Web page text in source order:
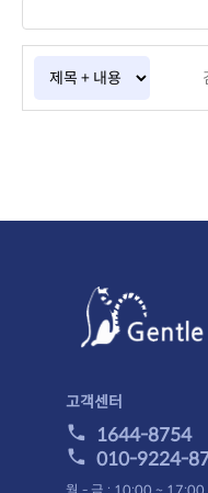
고객센터
1644-8754
010-9224-